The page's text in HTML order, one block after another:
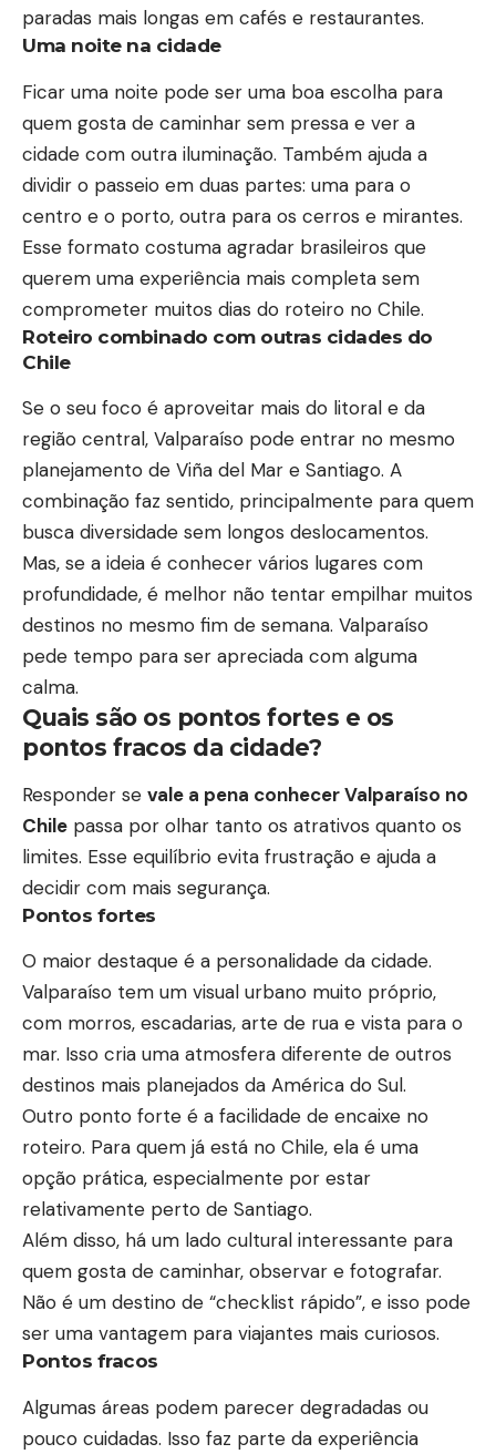
paradas mais longas em cafés e restaurantes.
Uma noite na cidade
Ficar uma noite pode ser uma boa escolha para
quem gosta de caminhar sem pressa e ver a
cidade com outra iluminação. Também ajuda a
dividir o passeio em duas partes: uma para o
centro e o porto, outra para os cerros e mirantes.
Esse formato costuma agradar brasileiros que
querem uma experiência mais completa sem
comprometer muitos dias do roteiro no Chile.
Roteiro combinado com outras cidades do
Chile
Se o seu foco é aproveitar mais do litoral e da
região central, Valparaíso pode entrar no mesmo
planejamento de Viña del Mar e Santiago. A
combinação faz sentido, principalmente para quem
busca diversidade sem longos deslocamentos.
Mas, se a ideia é conhecer vários lugares com
profundidade, é melhor não tentar empilhar muitos
destinos no mesmo fim de semana. Valparaíso
pede tempo para ser apreciada com alguma
calma.
Quais são os pontos fortes e os
pontos fracos da cidade?
Responder se vale a pena conhecer Valparaíso no
Chile passa por olhar tanto os atrativos quanto os
limites. Esse equilíbrio evita frustração e ajuda a
decidir com mais segurança.
Pontos fortes
O maior destaque é a personalidade da cidade.
Valparaíso tem um visual urbano muito próprio,
com morros, escadarias, arte de rua e vista para o
mar. Isso cria uma atmosfera diferente de outros
destinos mais planejados da América do Sul.
Outro ponto forte é a facilidade de encaixe no
roteiro. Para quem já está no Chile, ela é uma
opção prática, especialmente por estar
relativamente perto de Santiago.
Além disso, há um lado cultural interessante para
quem gosta de caminhar, observar e fotografar.
Não é um destino de “checklist rápido”, e isso pode
ser uma vantagem para viajantes mais curiosos.
Pontos fracos
Algumas áreas podem parecer degradadas ou
pouco cuidadas. Isso faz parte da experiência